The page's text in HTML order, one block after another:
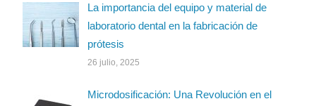
La importancia del equipo y material de
laboratorio dental en la fabricación de
prótesis
26 julio, 2025
Microdosificación: Una Revolución en el